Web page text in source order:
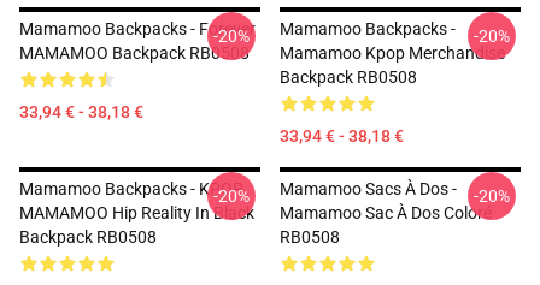
Mamamoo Backpacks - Forever
MAMAMOO Backpack RB0508
33,94 € - 38,18 €
-20%
Mamamoo Backpacks -
Mamamoo Kpop Merchandise
Backpack RB0508
33,94 € - 38,18 €
-20%
Mamamoo Backpacks - KPOP
MAMAMOO Hip Reality In Black
Backpack RB0508
-20%
Mamamoo Sacs À Dos -
Mamamoo Sac À Dos Coloré
RB0508
-20%